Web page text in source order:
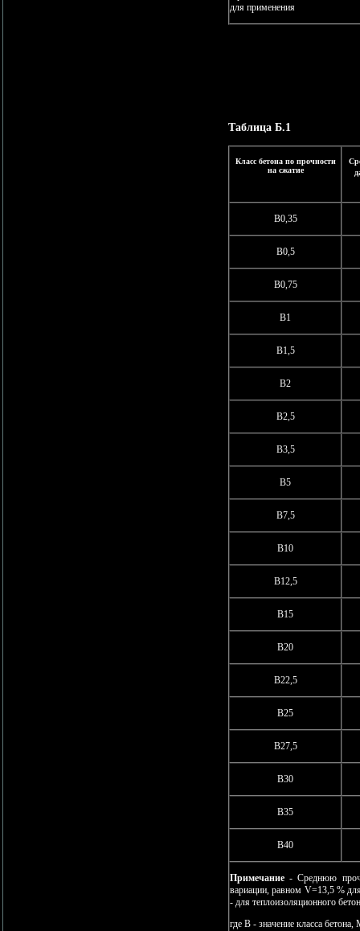
для применения
Таблица Б.1
Класс бетона по прочности
на сжатие
В0,35
В0,5
В0,75
В1
В1,5
В2
В2,5
В3,5
В5
В7,5
В10
В12,5
В15
В20
В22,5
В25
В27,5
В30
В35
В40
Примечание - Среднюю
вариации, равном V=13,5 %
- для теплоизоляционного
где В - значение класса